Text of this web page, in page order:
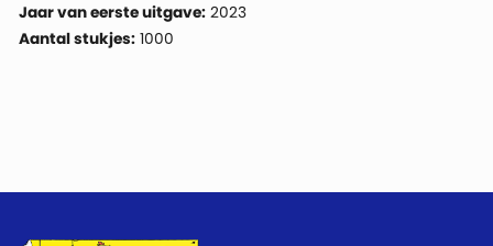
Jaar van eerste uitgave: 2023
Aantal stukjes: 1000